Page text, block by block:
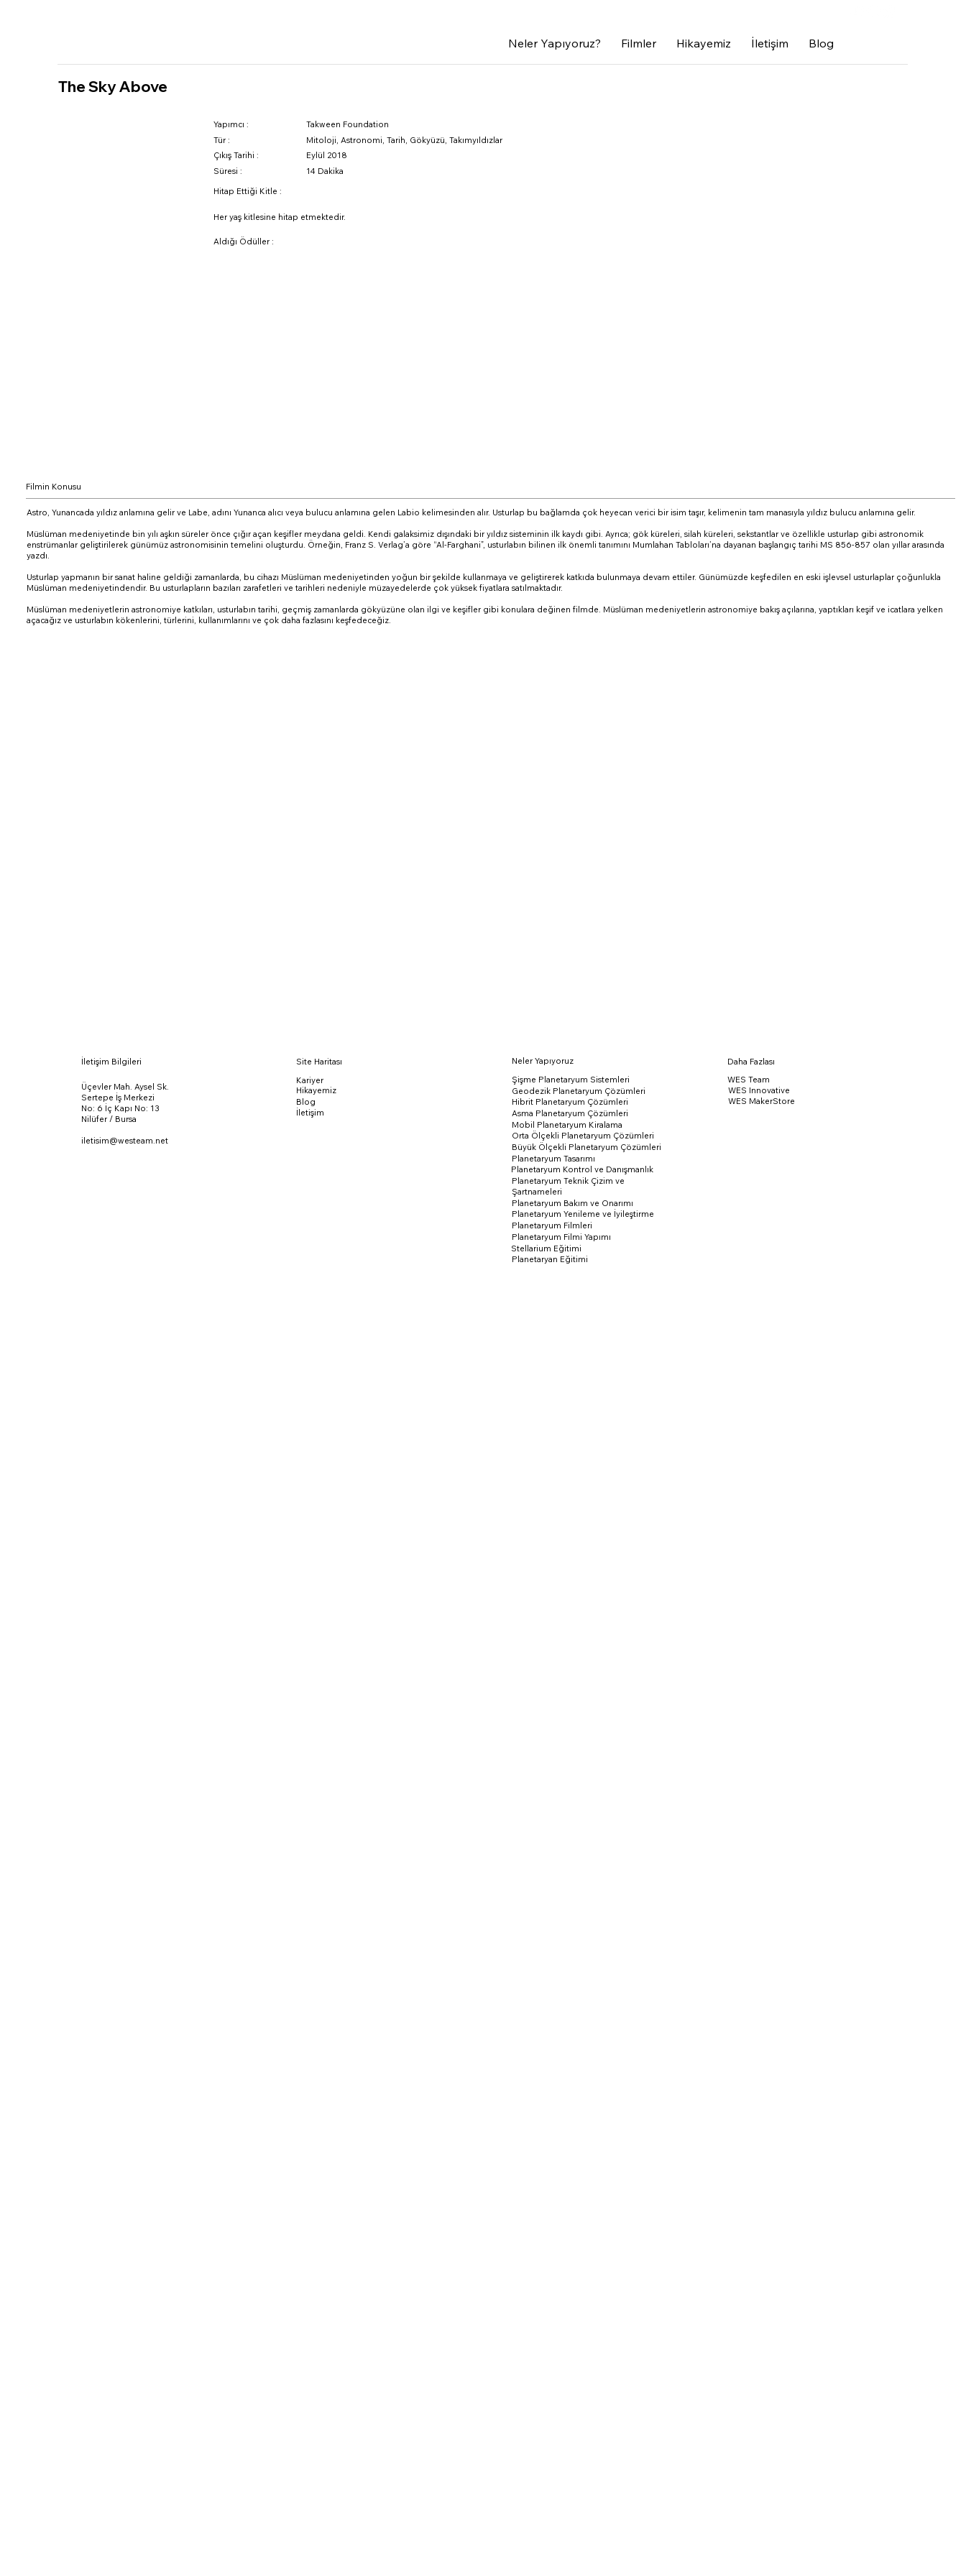
Neler Yapıyoruz? Filmler Hikayemiz İletişim Blog
The Sky Above
Yapımcı :
Tür :
Çıkış Tarihi :
Süresi :
Aldığı Ödüller :
Takween Foundation
Mitoloji, Astronomi, Tarih, Gökyüzü, Takımyıldızlar
Eylül 2018
14 Dakika
Hitap Ettiği Kitle :
Her yaş kitlesine hitap etmektedir.
Filmin Konusu
Astro, Yunancada yıldız anlamına gelir ve Labe, adını Yunanca alıcı veya bulucu anlamına gelen Labio kelimesinden alır. Usturlap bu bağlamda çok heyecan verici bir isim taşır, kelimenin tam manasıyla yıldız bulucu anlamına gelir.
Müslüman medeniyetinde bin yılı aşkın süreler önce çığır açan keşifler meydana geldi. Kendi galaksimiz dışındaki bir yıldız sisteminin ilk kaydı gibi. Ayrıca; gök küreleri, silah küreleri, sekstantlar ve özellikle usturlap gibi astronomik
enstrümanlar geliştirilerek günümüz astronomisinin temelini oluşturdu. Örneğin, Franz S. Verlag’a göre “Al-Farghani”, usturlabın bilinen ilk önemli tanımını Mumlahan Tabloları’na dayanan başlangıç tarihi MS 856-857 olan yıllar arasında
yazdı.
Usturlap yapmanın bir sanat haline geldiği zamanlarda, bu cihazı Müslüman medeniyetinden yoğun bir şekilde kullanmaya ve geliştirerek katkıda bulunmaya devam ettiler. Günümüzde keşfedilen en eski işlevsel usturlaplar çoğunlukla
Müslüman medeniyetindendir. Bu usturlapların bazıları zarafetleri ve tarihleri nedeniyle müzayedelerde çok yüksek fiyatlara satılmaktadır.
Müslüman medeniyetlerin astronomiye katkıları, usturlabın tarihi, geçmiş zamanlarda gökyüzüne olan ilgi ve keşifler gibi konulara değinen filmde. Müslüman medeniyetlerin astronomiye bakış açılarına, yaptıkları keşif ve icatlara yelken
açacağız ve usturlabın kökenlerini, türlerini, kullanımlarını ve çok daha fazlasını keşfedeceğiz.
İletişim Bilgileri
Üçevler Mah. Aysel Sk.
Sertepe İş Merkezi
No: 6 İç Kapı No: 13
Nilüfer / Bursa
iletisim@westeam.net
Site Haritası
Kariyer
Hikayemiz
Blog
İletişim
Neler Yapıyoruz
Şişme Planetaryum Sistemleri
Geodezik Planetaryum Çözümleri
Hibrit Planetaryum Çözümleri
Asma Planetaryum Çözümleri
Mobil Planetaryum Kiralama
Orta Ölçekli Planetaryum Çözümleri
Büyük Ölçekli Planetaryum Çözümleri
Planetaryum Tasarımı
Planetaryum Kontrol ve Danışmanlık
Planetaryum Teknik Çizim ve
Şartnameleri
Planetaryum Bakım ve Onarımı
Planetaryum Yenileme ve İyileştirme
Planetaryum Filmleri
Planetaryum Filmi Yapımı
Stellarium Eğitimi
Planetaryan Eğitimi
Daha Fazlası
WES Team
WES Innovative
WES MakerStore